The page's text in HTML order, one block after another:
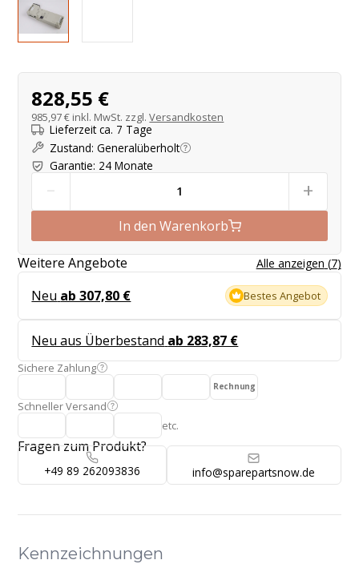
Produktangebot
828,55 €
985,97 € inkl. MwSt. zzgl.Versandkosten
Lieferzeit ca. 7 Tage
Zustand: Generalüberholt
Garantie: 24 Monate
- +
In den Warenkorb
Weitere Angebote Alle anzeigen (7)
Bestes Angebot
Neu ab 307,80 €
Neu aus Überbestand ab 283,87 €
Sichere Zahlung
Rechnung
Schneller Versand
etc.
Fragen zum Produkt?
+49 89 262093836 info@sparepartsnow.de
Kennzeichnungen